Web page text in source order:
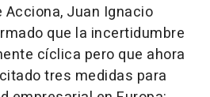
Juan Ignacio
que la incertidumbre
cíclica pero que ahora
tres medidas para